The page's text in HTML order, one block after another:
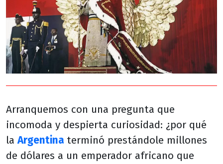
Arranquemos con una pregunta que
incomoda y despierta curiosidad: ¿por qué
laArgentina terminó prestándole millones
de dólares a un emperador africano que